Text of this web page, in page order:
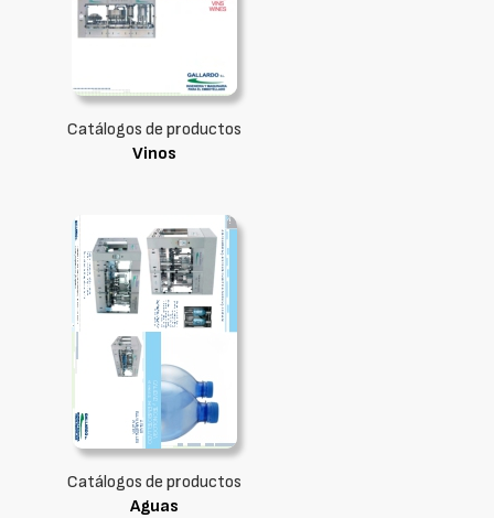
Catálogos de productos
Vinos
Catálogos de productos
Aguas